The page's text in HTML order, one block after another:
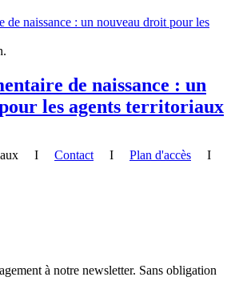
de naissance : un
les agents territoriaux
I Contact I Plan d'accès I
à notre newsletter. Sans obligation